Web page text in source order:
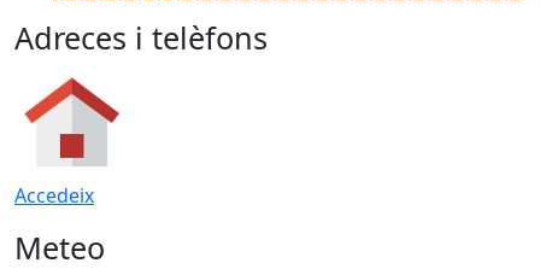
Adreces i telèfons
Accedeix
Meteo